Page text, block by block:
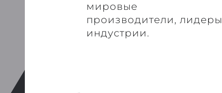
мировые
производители, лидеры
индустрии.